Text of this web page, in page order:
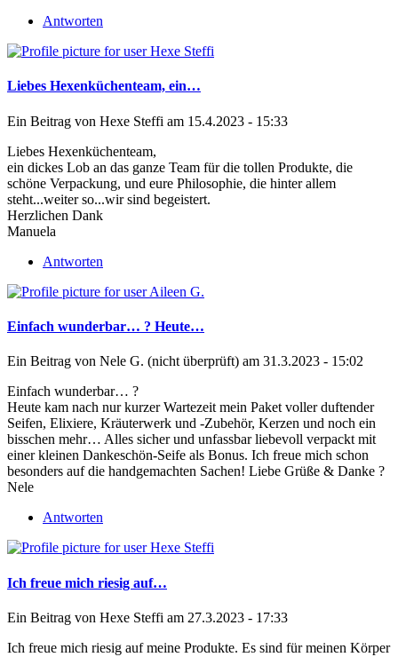
Antworten
Liebes Hexenküchenteam, ein…
Ein Beitrag von Hexe Steffi am 15.4.2023 - 15:33
Liebes Hexenküchenteam,
ein dickes Lob an das ganze Team für die tollen Produkte, die
schöne Verpackung, und eure Philosophie, die hinter allem
steht...weiter so...wir sind begeistert.
Herzlichen Dank
Manuela
Antworten
Einfach wunderbar… ? Heute…
Ein Beitrag von Nele G. (nicht überprüft) am 31.3.2023 - 15:02
Einfach wunderbar… ?
Heute kam nach nur kurzer Wartezeit mein Paket voller duftender
Seifen, Elixiere, Kräuterwerk und -Zubehör, Kerzen und noch ein
bisschen mehr… Alles sicher und unfassbar liebevoll verpackt mit
einer kleinen Dankeschön-Seife als Bonus. Ich freue mich schon
besonders auf die handgemachten Sachen! Liebe Grüße & Danke ?
Nele
Antworten
Ich freue mich riesig auf…
Ein Beitrag von Hexe Steffi am 27.3.2023 - 17:33
Ich freue mich riesig auf meine Produkte. Es sind für meinen Körper